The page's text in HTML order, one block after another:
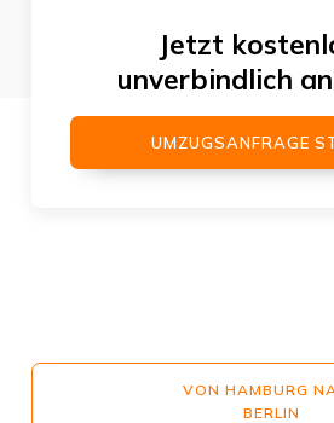
Jetzt
unverbindlich
UMZUGSANFRAGE
VON HAMBURG
BERLIN